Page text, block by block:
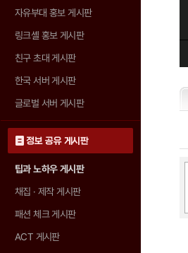
자유부대 홍보 게시판
링크셸 홍보 게시판
친구 초대 게시판
한국 서버 게시판
글로벌 서버 게시판
정보 공유 게시판
팁과 노하우 게시판
채집 · 제작 게시판
패션 체크 게시판
ACT 게시판